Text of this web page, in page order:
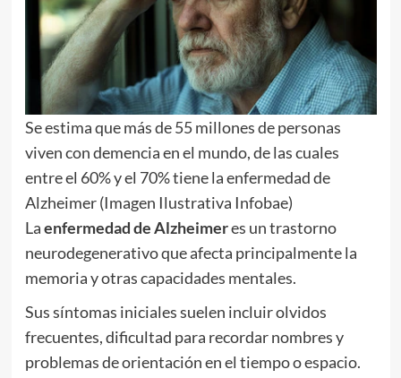
Se estima que más de 55 millones de personas
viven con demencia en el mundo, de las cuales
entre el 60% y el 70% tiene la enfermedad de
Alzheimer (Imagen Ilustrativa Infobae)
Laenfermedad de Alzheimeres un trastorno
neurodegenerativo que afecta principalmente la
memoria y otras capacidades mentales.
Sus síntomas iniciales suelen incluir olvidos
frecuentes, dificultad para recordar nombres y
problemas de orientación en el tiempo o espacio.